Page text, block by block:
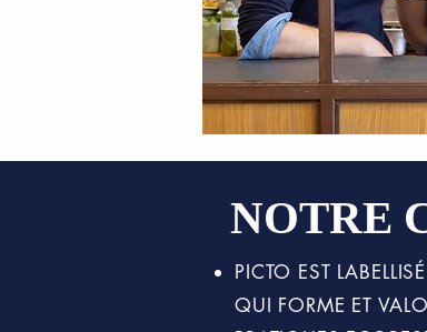
NOTRE
PICTO EST
QUI FORME ET